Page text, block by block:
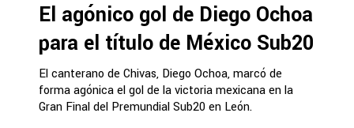
El agónico gol de Diego Ochoa
para el título de México Sub20
El canterano de Chivas, Diego Ochoa, marcó de
forma agónica el gol de la victoria mexicana en la
Gran Final del Premundial Sub20 en León.